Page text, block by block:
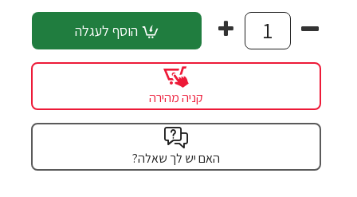
הוסף לעגלה
קניה מהירה
האם יש לך שאלה?